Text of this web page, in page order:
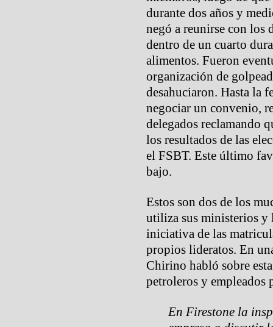
durante dos años y
negó a reunirse con los
dentro de un cuarto
alimentos. Fueron
organización de
desahuciaron. Hasta la
negociar un convenio,
delegados reclamando
los resultados de las
el FSBT. Este último
bajo.
Estos son dos de los
utiliza sus ministerios y
iniciativa de las
propios lideratos. En
Chirino habló sobre
petroleros y empleados
En Firestone la